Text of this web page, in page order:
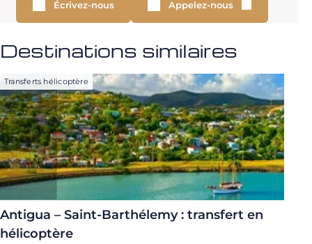
Écrivez-nous Appelez-nous
Destinations similaires
Transferts hélicoptère
Antigua – Saint-Barthélemy : transfert en
hélicoptère